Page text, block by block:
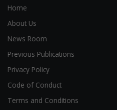
Home
About Us
News Room
Previous Publications
Privacy Policy
Code of Conduct
Terms and Conditions